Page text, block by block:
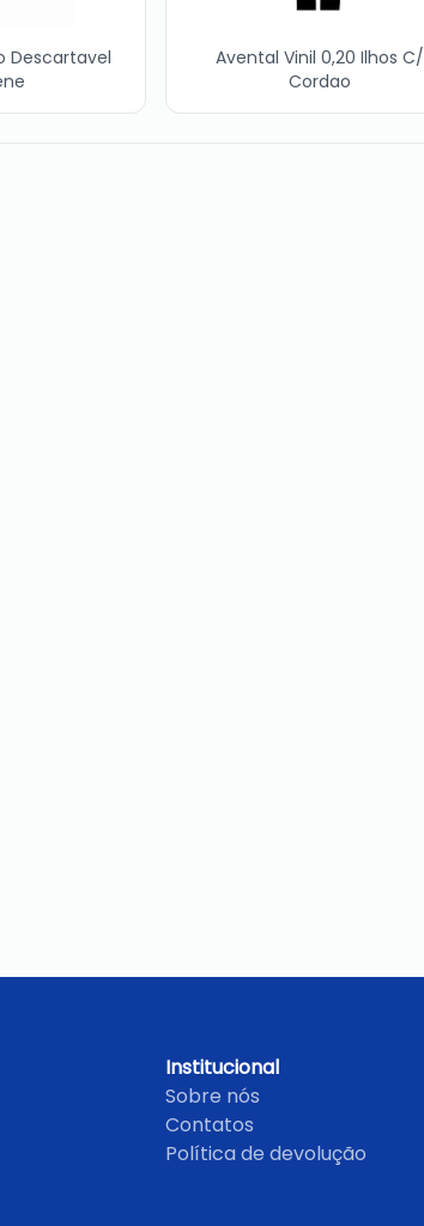
Descartavel
Avental Vinil 0,20 Ilhos C/
Cordao
Institucional
Sobre nós
Contatos
Política de devolução